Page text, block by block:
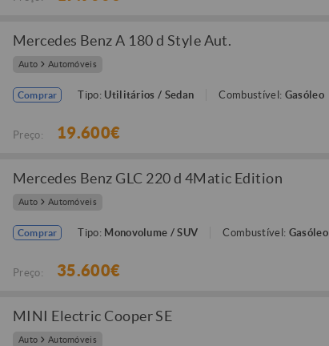
Mercedes Benz A 180 d Style Aut.
Auto Automóveis
Comprar Tipo: Utilitários / Sedan Combustível: Gasóleo
Preço: 19.600€
Mercedes Benz GLC 220 d 4Matic Edition
Auto Automóveis
Comprar Tipo: Monovolume / SUV Combustível: Gasóleo
Preço: 35.600€
MINI Electric Cooper SE
Auto Automóveis